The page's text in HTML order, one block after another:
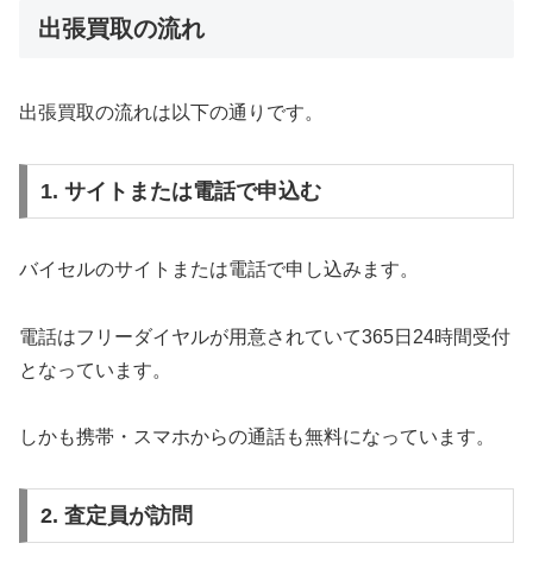
出張買取の流れ
出張買取の流れは以下の通りです。
1. サイトまたは電話で申込む
バイセルのサイトまたは電話で申し込みます。
電話はフリーダイヤルが用意されていて365日24時間受付
となっています。
しかも携帯・スマホからの通話も無料になっています。
2. 査定員が訪問